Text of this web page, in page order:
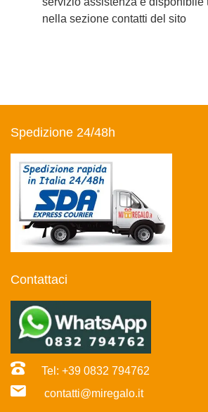
nella sezione contatti del sito
Spedizione 24/48h
Contattaci
Tel: +39 0832 794762
contatti@miregalo.it